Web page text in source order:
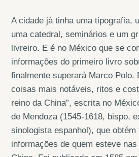
A cidade já tinha uma tipografia,
uma catedral, seminários e um
livreiro. E é no México que se
informações do primeiro livro
finalmente superará Marco Polo.
coisas mais notáveis, ritos e
reino da China”, escrita no
de Mendoza (1545-1618, bispo,
sinologista espanhol), que obtém
informações de quem esteve